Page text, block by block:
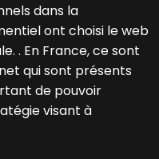
dans la
ont choisi le web
. En France, ce sont
qui sont présents
de pouvoir
visant à